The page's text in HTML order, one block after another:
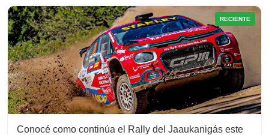
RECIENTE
Conocé como continúa el Rally del Jaaukanigás este